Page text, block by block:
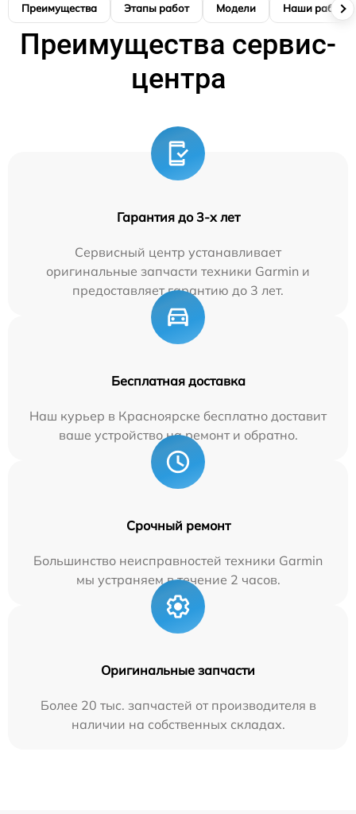
Преимущества Этапы работ Модели Наши работы
Преимущества сервис-
центра
Гарантия до 3-х лет
Сервисный центр устанавливает
оригинальные запчасти техники Garmin и
предоставляет гарантию до 3 лет.
Бесплатная доставка
Наш курьер в Красноярске бесплатно доставит
ваше устройство на ремонт и обратно.
Срочный ремонт
Большинство неисправностей техники Garmin
мы устраняем в течение 2 часов.
Оригинальные запчасти
Более 20 тыс. запчастей от производителя в
наличии на собственных складах.